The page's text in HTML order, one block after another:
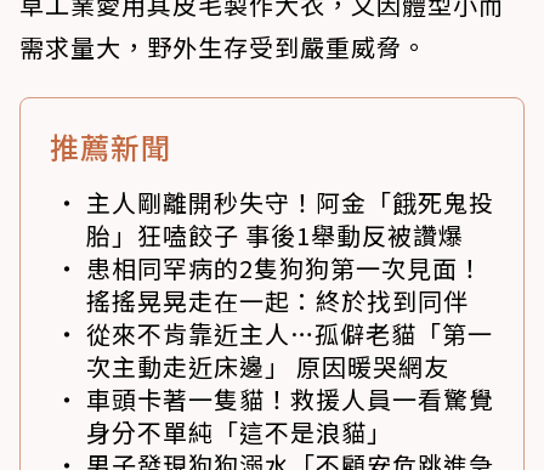
需求量大，野外生存受到嚴重威脅。
推薦新聞
主人剛離開秒失守！阿金「餓死鬼投
胎」狂嗑餃子 事後1舉動反被讚爆
患相同罕病的2隻狗狗第一次見面！
搖搖晃晃走在一起：終於找到同伴
從來不肯靠近主人…孤僻老貓「第一
次主動走近床邊」 原因暖哭網友
車頭卡著一隻貓！救援人員一看驚覺
身分不單純「這不是浪貓」